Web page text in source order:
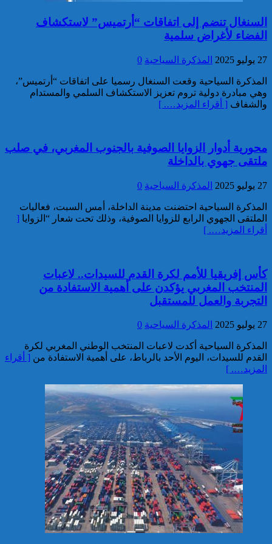
خبير: “البيعة الإلكترونية” تكشف
تحول الإرهاب الرقمي بعد تفكيك
خلية داعشية بتطوان
تركيا:القضاء يأمر بحبس رئيس
بلدية إسطنبول على ذمة التحقيق
تفكيك خلية إرهابية مرتبطة بالفرع
الإفريقي ل”داعش”: ضبط عبوة
ناسفة إضافية في طور التركيب
بضواحي الرباط
إحباط مخطط إرهابي بالغ
الخطورة كان يستهدف المغرب
بتكليف وتحريض مباشر من قيادي
بارز في تنظيم “داعش” بمنطقة
الساحل الإفريقي
السنغال تنضم إلى اتفاقات “أرتميس” لاستكشاف
الفضاء لأغراض سلمية
27 يوليو 2025 المذكرة السياحية 0
المذكرة السياحية وقعت السنغال رسميا على اتفاقات “أرتميس”،
وهي مبادرة دولية تروم تعزيز الاستكشاف السلمي والمستدام
والشفاف [ أقراء المزيد…. ]
محورية أدوار الزوايا الصوفية بالجنوب المغربي، في صلب
ملتقى جهوي بالداخلة
27 يوليو 2025 المذكرة السياحية 0
المذكرة السياحية احتضنت مدينة الداخلة، أمس السبت، فعاليات
الملتقى الجهوي الرابع للزوايا الصوفية، وذلك تحت شعار “الزوايا [
أقراء المزيد…. ]
كأس إفريقيا للأمم لكرة القدم للسيدات.. لاعبات
المنتخب المغربي يؤكدن على أهمية الاستفادة من
التجربة والعمل للمستقبل
27 يوليو 2025 المذكرة السياحية 0
المذكرة السياحية أكدت لاعبات المنتخب الوطني المغربي لكرة
القدم للسيدات، اليوم الأحد بالرباط، على أهمية الاستفادة من [ أقراء
المزيد…. ]